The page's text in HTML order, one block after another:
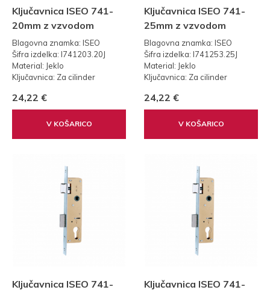
Ključavnica ISEO 741-
20mm z vzvodom
Blagovna znamka: ISEO
Šifra izdelka: I741203.20J
Material: Jeklo
Ključavnica: Za cilinder
Standard: 85
24,22 €
V KOŠARICO
Ključavnica ISEO 741-
25mm z vzvodom
Blagovna znamka: ISEO
Šifra izdelka: I741253.25J
Material: Jeklo
Ključavnica: Za cilinder
Standard: 85
24,22 €
V KOŠARICO
Ključavnica ISEO 741-
Ključavnica ISEO 741-